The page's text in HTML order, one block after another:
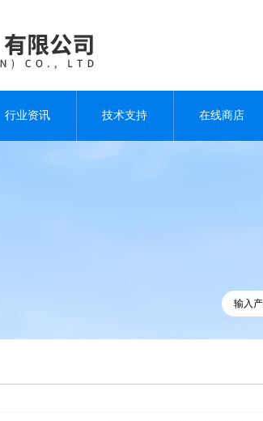
行业资讯 技术支持 在线商店